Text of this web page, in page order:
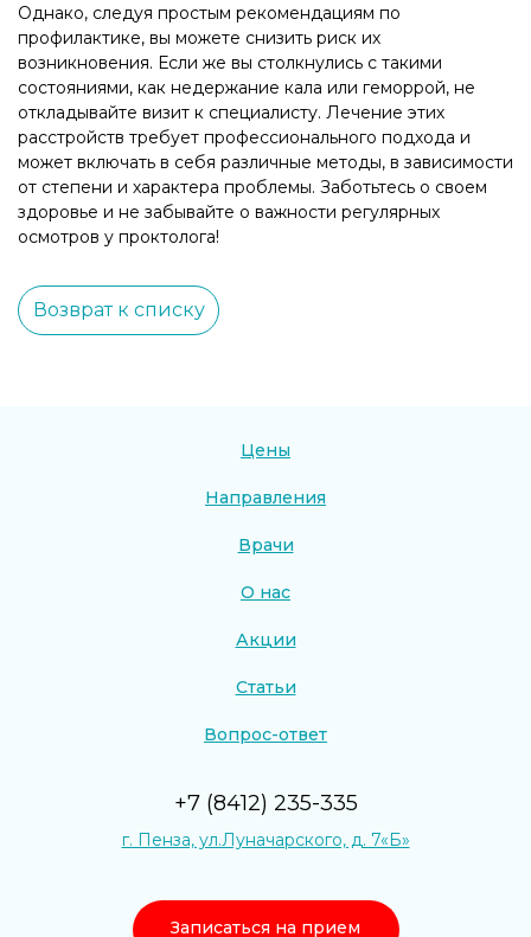
Однако, следуя простым рекомендациям по
профилактике, вы можете снизить риск их
возникновения. Если же вы столкнулись с такими
состояниями, как недержание кала или геморрой, не
откладывайте визит к специалисту. Лечение этих
расстройств требует профессионального подхода и
может включать в себя различные методы, в зависимости
от степени и характера проблемы. Заботьтесь о своем
здоровье и не забывайте о важности регулярных
осмотров у проктолога!
Возврат к списку
+7 (8412) 235-335
г. Пенза, ул.Луначарского, д. 7«Б»
Записаться на прием
Цены
Направления
Врачи
О нас
Акции
Статьи
Вопрос-ответ